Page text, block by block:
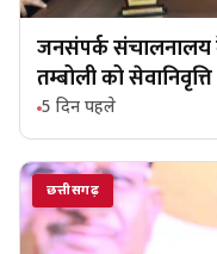
जनसंपर्क संचालनालय
तम्बोली को
5 दिन पहले
छत्तीसगढ़